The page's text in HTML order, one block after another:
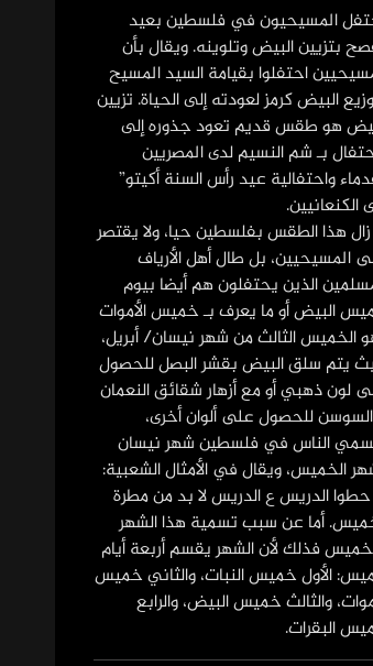
المسيحيون في فلسطين بعيد
بتزيين البيض وتلوينه. ويقال بأن
احتفلوا بقيامة السيد المسيح
البيض كرمز لعودته إلى الحياة. تزيين
هو طقس قديم تعود جذوره إلى
بـ شم النسيم لدى المصريين
واحتفالية عيد رأس السنة أكيتو”
الكنعانيين.
هذا الطقس بفلسطين حيا، ولا يقتصر
المسيحيين، بل طال أهل الأرياف
الذين يحتفلون هم أيضا بيوم
البيض أو ما يعرف بـ خميس الأموات
الخميس الثالث من شهر نيسان/ أبريل،
يتم سلق البيض بقشر البصل للحصول
لون ذهبي أو مع أزهار شقائق النعمان
للحصول على ألوان أخرى،
الناس في فلسطين شهر نيسان
الخميس، ويقال في الأمثال الشعبية:
حطوا الدريس ع الدريس لا بد من مطرة
أما عن سبب تسمية هذا الشهر
فذلك لأن الشهر يقسم أربعة أيام
الأول خميس النبات، والثاني خميس
والثالث خميس البيض، والرابع
البقرات.